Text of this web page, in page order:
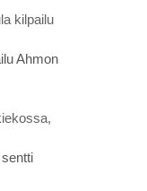
kilpailu
Ahmon